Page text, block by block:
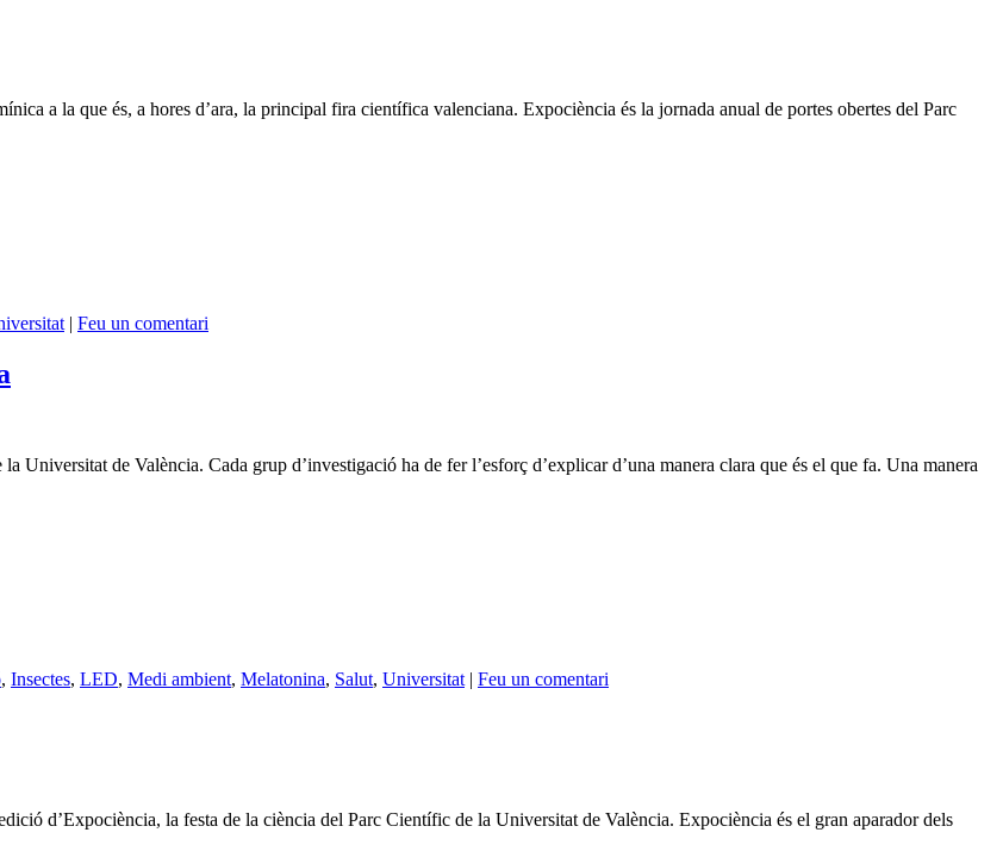
a la que és, a hores d’ara, la principal fira científica valenciana. Expociència és la jornada anual de portes obertes del Parc
| Feu un comentari
de València. Cada grup d’investigació ha de fer l’esforç d’explicar d’una manera clara que és el que fa. Una manera
, Insectes, LED, Medi ambient, Melatonina, Salut, Universitat | Feu un comentari
d’Expociència, la festa de la ciència del Parc Científic de la Universitat de València. Expociència és el gran aparador dels